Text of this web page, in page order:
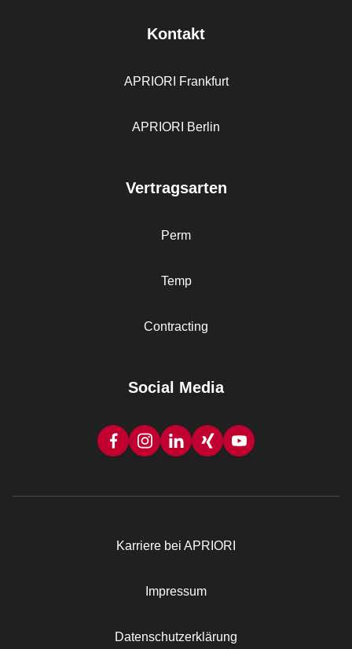
Kontakt
APRIORI Frankfurt
APRIORI Berlin
Vertragsarten
Perm
Temp
Contracting
Social Media
Karriere bei APRIORI
Impressum
Datenschutzerklärung